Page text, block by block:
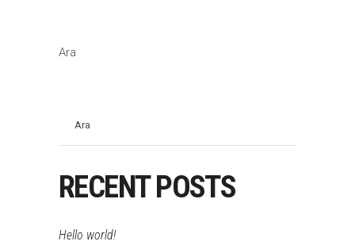
Ara
Ara
RECENT POSTS
Hello world!